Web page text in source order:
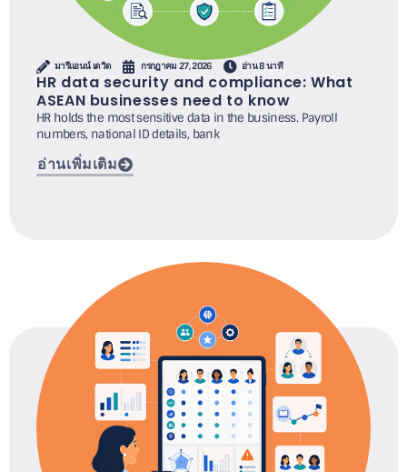
มารีแอนน์ เดวิด กรกฎาคม 27, 2026 อ่าน 8 นาที
HR data security and compliance: What
ASEAN businesses need to know
HR holds the most sensitive data in the business. Payroll
numbers, national ID details, bank
อ่านเพิ่มเติม